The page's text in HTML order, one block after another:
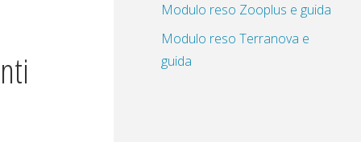
Modulo reso Zooplus e guida
Modulo reso Terranova e
guida